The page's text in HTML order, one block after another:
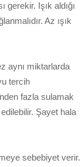
Işık aldığı
Az ışık
aynı miktarlarda
tercih
fazla sulamak
Şayet hala
sebebiyet verir.